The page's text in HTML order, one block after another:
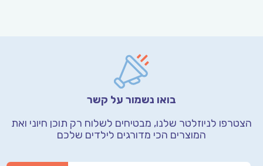
בואו נשמור על קשר
הצטרפו לניוזלטר שלנו, מבטיחים לשלוח רק תוכן חיוני ואת
המוצרים הכי מדורגים לילדים שלכם